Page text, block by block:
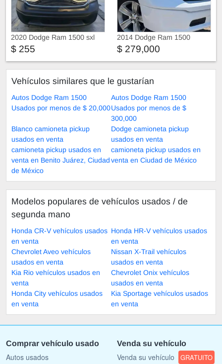
2020 Dodge Ram 1500 sxl
$ 255
2014 Dodge Ram 1500
$ 279,000
Vehículos similares que le gustarían
Autos Dodge Ram 1500
Usados por menos de $ 20,000
Autos Dodge Ram 1500
Usados por menos de $
300,000
Blanco camioneta pickup
usados en venta
Dodge camioneta pickup
usados en venta
camioneta pickup usados en
venta en Benito Juárez, Ciudad
de México
camioneta pickup usados en
venta en Ciudad de México
Modelos populares de vehículos usados ​​/ de
segunda mano
Honda CR-V vehículos usados
en venta
Honda HR-V vehículos usados
en venta
Chevrolet Aveo vehículos
usados en venta
Nissan X-Trail vehículos
usados en venta
Kia Rio vehículos usados en
venta
Chevrolet Onix vehículos
usados en venta
Honda City vehículos usados
en venta
Kia Sportage vehículos usados
en venta
Comprar vehículo usado
Autos usados
Venda su vehículo
Venda su vehículo GRATUITO